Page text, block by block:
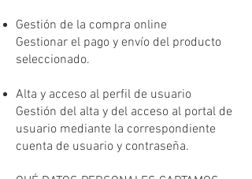
Gestión de la compra online
Gestionar el pago y envío del producto
seleccionado.
Alta y acceso al perfil de usuario
Gestión del alta y del acceso al portal de
usuario mediante la correspondiente
cuenta de usuario y contraseña.